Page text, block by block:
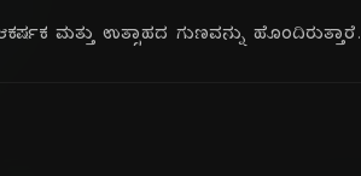
ಮತ್ತು ಉತ್ಸಾಹದ ಗುಣವನ್ನು ಹೊಂದಿರುತ್ತಾರೆ.